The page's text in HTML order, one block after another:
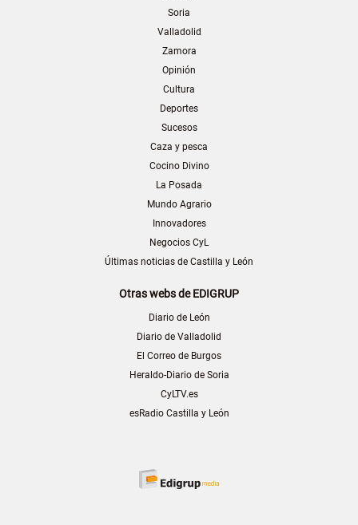
Soria
Valladolid
Zamora
Opinión
Cultura
Deportes
Sucesos
Caza y pesca
Cocino Divino
La Posada
Mundo Agrario
Innovadores
Negocios CyL
Últimas noticias de Castilla y León
Otras webs de EDIGRUP
Diario de León
Diario de Valladolid
El Correo de Burgos
Heraldo-Diario de Soria
CyLTV.es
esRadio Castilla y León